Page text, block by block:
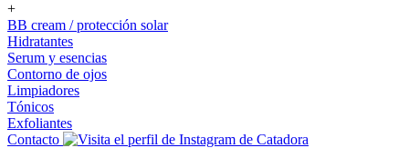
+
BB cream / protección solar
Hidratantes
Serum y esencias
Contorno de ojos
Limpiadores
Tónicos
Exfoliantes
Contacto